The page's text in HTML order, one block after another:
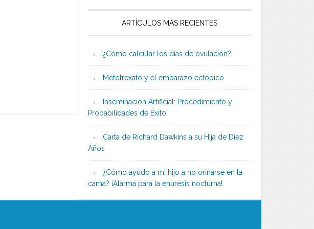
ARTÍCULOS MÁS RECIENTES
¿Cómo calcular los días de ovulación?
Metotrexato y el embarazo ectópico
Inseminación Artificial: Procedimiento y
Probabilidades de Éxito
Carta de Richard Dawkins a su Hija de Diez
Años
¿Cómo ayudo a mi hijo a no orinarse en la
cama? ¡Alarma para la enuresis nocturna!